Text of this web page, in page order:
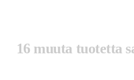
16 muuta tuotetta